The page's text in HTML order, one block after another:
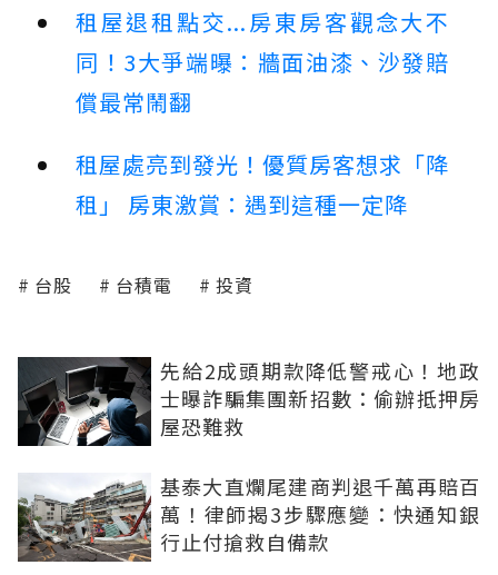
租屋退租點交...房東房客觀念大不
同！3大爭端曝：牆面油漆、沙發賠
償最常鬧翻
租屋處亮到發光！優質房客想求「降
租」 房東激賞：遇到這種一定降
台股 台積電 投資
先給2成頭期款降低警戒心！地政
士曝詐騙集團新招數：偷辦抵押房
屋恐難救
基泰大直爛尾建商判退千萬再賠百
萬！律師揭3步驟應變：快通知銀
行止付搶救自備款